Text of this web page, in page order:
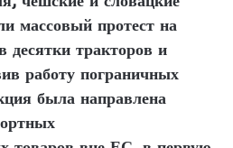
массовый протест на
десятки тракторов и
работу пограничных
была направлена